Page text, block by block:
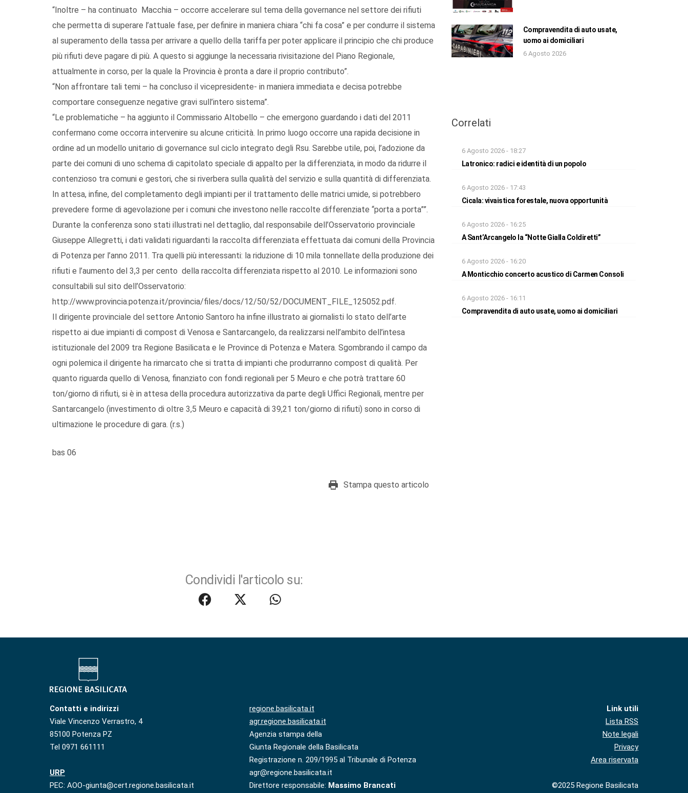
“Inoltre – ha continuato Macchia – occorre accelerare sul tema della governance nel settore dei rifiuti
che permetta di superare l’attuale fase, per definire in maniera chiara “chi fa cosa” e per condurre il sistema
al superamento della tassa per arrivare a quello della tariffa per poter applicare il principio che chi produce
più rifiuti deve pagare di più. A questo si aggiunge la necessaria rivisitazione del Piano Regionale,
attualmente in corso, per la quale la Provincia è pronta a dare il proprio contributo”.
“Non affrontare tali temi – ha concluso il vicepresidente- in maniera immediata e decisa potrebbe
comportare conseguenze negative gravi sull’intero sistema”.
“Le problematiche – ha aggiunto il Commissario Altobello – che emergono guardando i dati del 2011
confermano come occorra intervenire su alcune criticità. In primo luogo occorre una rapida decisione in
ordine ad un modello unitario di governance sul ciclo integrato degli Rsu. Sarebbe utile, poi, l’adozione da
parte dei comuni di uno schema di capitolato speciale di appalto per la differenziata, in modo da ridurre il
contenzioso tra comuni e gestori, che si riverbera sulla qualità del servizio e sulla quantità di differenziata.
In attesa, infine, del completamento degli impianti per il trattamento delle matrici umide, si potrebbero
prevedere forme di agevolazione per i comuni che investono nelle raccolte differenziate “porta a porta””.
Durante la conferenza sono stati illustrati nel dettaglio, dal responsabile dell’Osservatorio provinciale
Giuseppe Allegretti, i dati validati riguardanti la raccolta differenziata effettuata dai comuni della Provincia
di Potenza per l’anno 2011. Tra quelli più interessanti: la riduzione di 10 mila tonnellate della produzione dei
rifiuti e l’aumento del 3,3 per cento della raccolta differenziata rispetto al 2010. Le informazioni sono
consultabili sul sito dell’Osservatorio:
http://www.provincia.potenza.it/provincia/files/docs/12/50/52/DOCUMENT_FILE_125052.pdf.
Il dirigente provinciale del settore Antonio Santoro ha infine illustrato ai giornalisti lo stato dell’arte
rispetto ai due impianti di compost di Venosa e Santarcangelo, da realizzarsi nell’ambito dell’intesa
istituzionale del 2009 tra Regione Basilicata e le Province di Potenza e Matera. Sgombrando il campo da
ogni polemica il dirigente ha rimarcato che si tratta di impianti che produrranno compost di qualità. Per
quanto riguarda quello di Venosa, finanziato con fondi regionali per 5 Meuro e che potrà trattare 60
ton/giorno di rifiuti, si è in attesa della procedura autorizzativa da parte degli Uffici Regionali, mentre per
Santarcangelo (investimento di oltre 3,5 Meuro e capacità di 39,21 ton/giorno di rifiuti) sono in corso di
ultimazione le procedure di gara. (r.s.)
bas 06
Stampa questo articolo
Condividi l'articolo su:
Compravendita di auto usate,
uomo ai domiciliari
6 Agosto 2026
Correlati
6 Agosto 2026 - 18:27
Latronico: radici e identità di un popolo
6 Agosto 2026 - 17:43
Cicala: vivaistica forestale, nuova opportunità
6 Agosto 2026 - 16:25
A Sant’Arcangelo la “Notte Gialla Coldiretti”
6 Agosto 2026 - 16:20
A Monticchio concerto acustico di Carmen Consoli
6 Agosto 2026 - 16:11
Compravendita di auto usate, uomo ai domiciliari
Contatti e indirizzi
Viale Vincenzo Verrastro, 4
85100 Potenza PZ
Tel 0971 661111
URP
PEC: AOO-giunta@cert.regione.basilicata.it
regione.basilicata.it
agr.regione.basilicata.it
Agenzia stampa della
Giunta Regionale della Basilicata
Registrazione n. 209/1995 al Tribunale di Potenza
agr@regione.basilicata.it
Direttore responsabile: Massimo Brancati
Link utili
Lista RSS
Note legali
Privacy
Area riservata
©2025 Regione Basilicata